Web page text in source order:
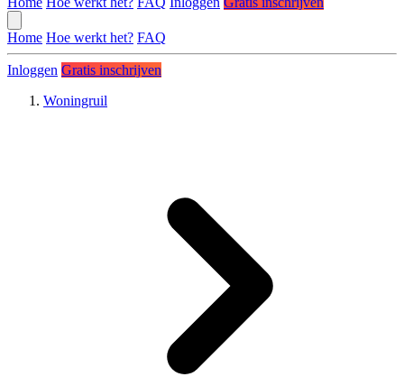
Home Hoe werkt het? FAQ
Inloggen Gratis inschrijven
Woningruil